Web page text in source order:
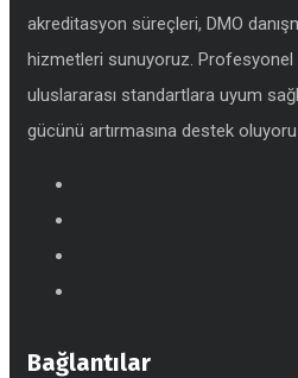
akreditasyon süreçleri, DMO
hizmetleri sunuyoruz.
uluslararası standartlara uyum
gücünü artırmasına destek
Bağlantılar